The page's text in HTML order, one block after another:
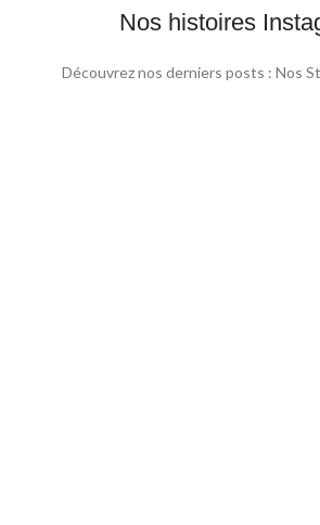
Nos histoires
Découvrez nos derniers posts : Nos